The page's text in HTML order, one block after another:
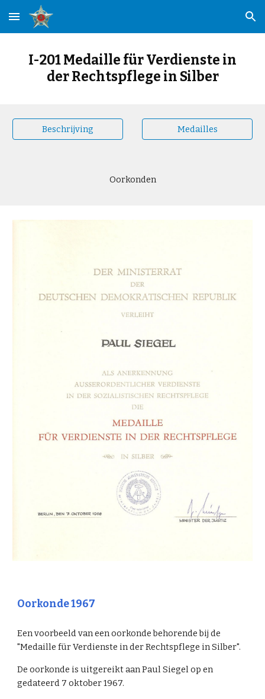
Skip to main content Skip to navigation
I-201 Medaille für Verdienste in
der Rechtspflege in Silber
Beschrijving Medailles
Oorkonden
Oorkonde 1967
Een voorbeeld van een oorkonde behorende bij de
"Medaille für Verdienste in der Rechtspflege in Silber".
De oorkonde is uitgereikt aan Paul Siegel op en
gedateerd 7 oktober 1967.